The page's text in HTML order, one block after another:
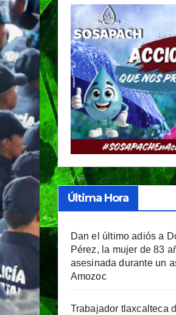
Última Hora
Dan el último adiós a
Pérez, la mujer de 83
asesinada durante un
Amozoc
Trabajador tlaxcalteca